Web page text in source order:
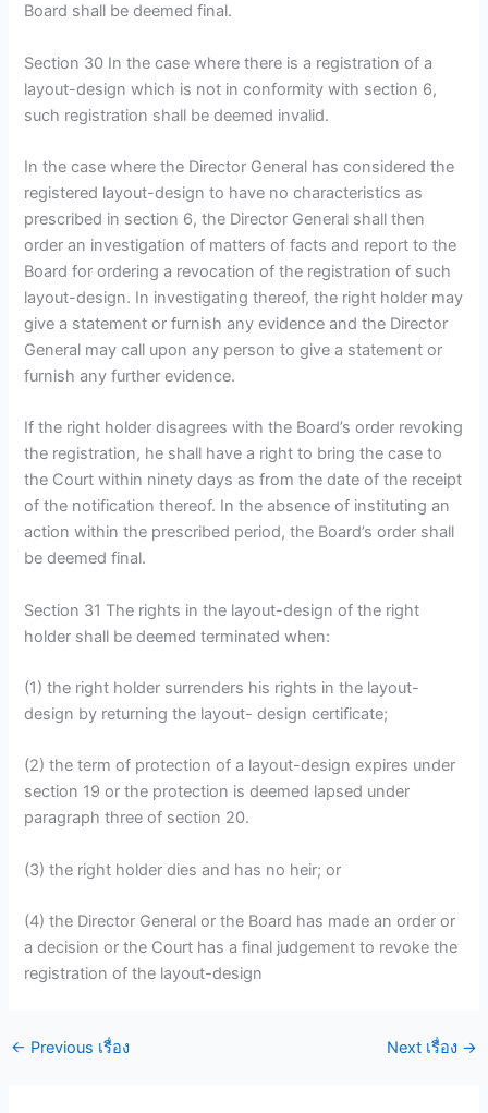
Board shall be deemed final.
Section 30 In the case where there is a registration of a
layout-design which is not in conformity with section 6,
such registration shall be deemed invalid.
In the case where the Director General has considered the
registered layout-design to have no characteristics as
prescribed in section 6, the Director General shall then
order an investigation of matters of facts and report to the
Board for ordering a revocation of the registration of such
layout-design. In investigating thereof, the right holder may
give a statement or furnish any evidence and the Director
General may call upon any person to give a statement or
furnish any further evidence.
If the right holder disagrees with the Board’s order revoking
the registration, he shall have a right to bring the case to
the Court within ninety days as from the date of the receipt
of the notification thereof. In the absence of instituting an
action within the prescribed period, the Board’s order shall
be deemed final.
Section 31 The rights in the layout-design of the right
holder shall be deemed terminated when:
(1) the right holder surrenders his rights in the layout-
design by returning the layout- design certificate;
(2) the term of protection of a layout-design expires under
section 19 or the protection is deemed lapsed under
paragraph three of section 20.
(3) the right holder dies and has no heir; or
(4) the Director General or the Board has made an order or
a decision or the Court has a final judgement to revoke the
registration of the layout-design
← Previous เรื่อง Next เรื่อง →